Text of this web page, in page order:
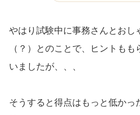
やはり試験中に事務さんとおし
（？）とのことで、ヒントもも
いましたが、、、
そうすると得点はもっと低かっ